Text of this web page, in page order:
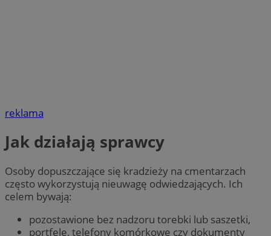
reklama
Jak działają sprawcy
Osoby dopuszczające się kradzieży na cmentarzach
często wykorzystują nieuwagę odwiedzających. Ich
celem bywają:
pozostawione bez nadzoru torebki lub saszetki,
portfele, telefony komórkowe czy dokumenty